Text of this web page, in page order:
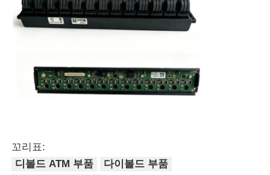
꼬리표:
디볼드 ATM 부품
다이볼드 부품